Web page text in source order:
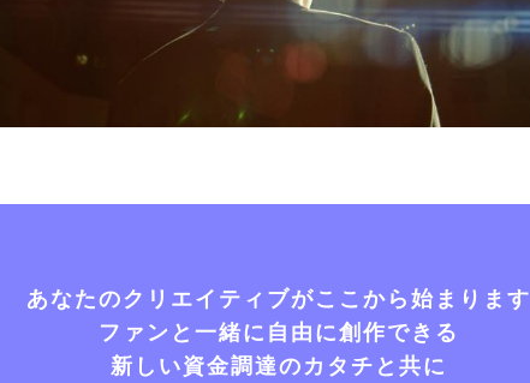
あなたのクリエイティブがここから始まります
ファンと一緒に自由に創作できる
新しい資金調達のカタチと共に